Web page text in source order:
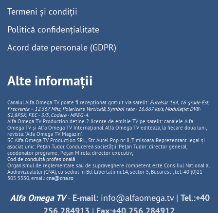
Termeni și condiții
Politică confidențialitate
Acord date personale (GDPR)
Alte informații
Canalul Alfa Omega TV poate fi recepționat gratuit via satelit: Eutelsat 16A, 16 grade Est,
Frecventa – 12.567 Mhz, PolarizareVerticală, Symbol rate - 16.667 ks/s, Modulație: DVB-
S2,8PSK, FEC - 3/5, Codare - MPEG-4.
Alfa Omega TV Production deține 2 licențe de emisie TV pe satelit: canalele Alfa
Omega TV și Alfa Omega TV Internațional. Alfa Omega TV editeaza, la fiecare doua luni,
revista: "Alfa Omega TV Magazin".
SC Alfa Omega TV Production SRL, Str Aurel Pop nr. 8, Timisoara. Reprezentant legal și
asociat unic: Pețan Tudor. Conducerea societății: Pețan Tudor: director general,
coodonator programe; Pețan Mirela: director executiv;
Cod de conduită profesională
Organismul de reglementare sau de supraveghere competent este Consiliul National al
Audiovizualului (CNA), cu sediul in Bd. Libertatii nr.14, sector 5, Bucuresti, tel: 40 (0)21
305 5350, email: cna@cna.ro
Alfa Omega TV- E-mail: info@alfaomega.tv| Tel.:+40